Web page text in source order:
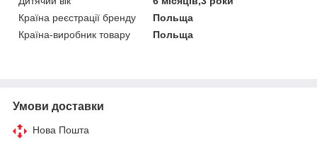
Країна реєстрації бренду
Польща
Країна-виробник товару
Польща
Умови доставки
Нова Пошта